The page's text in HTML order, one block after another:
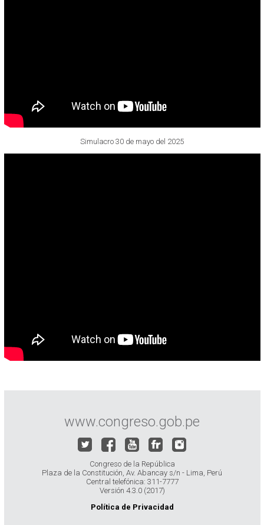
Simulacro 30 de mayo del 2025
www.congreso.gob.pe
Congreso de la República
Plaza de la Constitución, Av. Abancay s/n - Lima, Perú
Central telefónica: 311-7777
Versión 4.3.0 (2017)
Política de Privacidad